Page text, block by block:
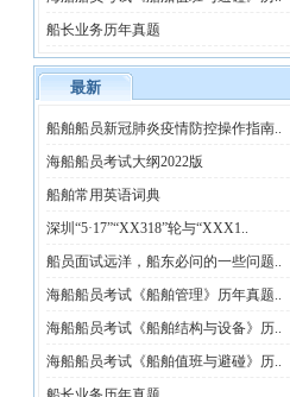
船长业务历年真题
最新
船舶船员新冠肺炎疫情防控操作指南..
海船船员考试大纲2022版
船舶常用英语词典
深圳“5·17”“XX318”轮与“XXX1..
船员面试远洋，船东必问的一些问题..
海船船员考试《船舶管理》历年真题..
海船船员考试《船舶结构与设备》历..
海船船员考试《船舶值班与避碰》历..